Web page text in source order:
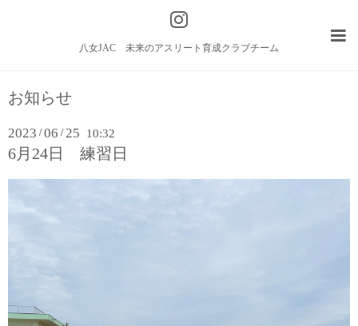
八女JAC 未来のアスリート育成クラブチーム
お知らせ
2023 /06 /25 10:32
6月24日 練習日